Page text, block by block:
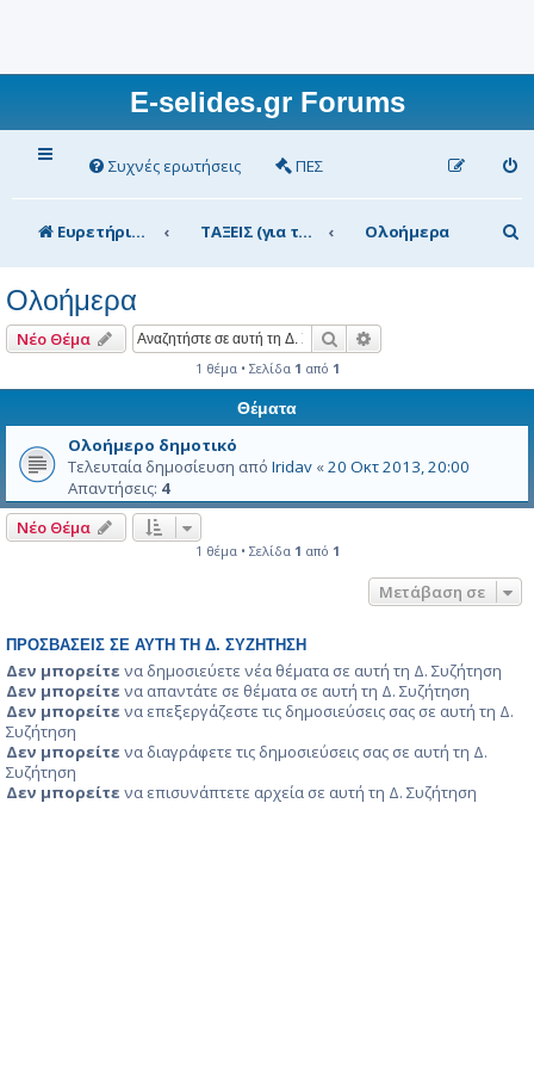
E-selides.gr Forums
Συχνές ερωτήσεις ΠΕΣ
Ευρετήριο Δ. Συζήτησης ΤΑΞΕΙΣ (για τα μέλη) Ολοήμερα
ν
η
Ολοήμερα
Νέο Θέμα Αναζήτηση
1 θέμα • Σελίδα 1 από 1
Θέματα
Ολοήμερο δημοτικό
Τελευταία δημοσίευση από Iridav «20 Οκτ 2013, 20:00
Απαντήσεις: 4
Νέο Θέμα
1 θέμα • Σελίδα 1 από 1
Μετάβαση σε
ΠΡΟΣΒΆΣΕΙΣ ΣΕ ΑΥΤΉ ΤΗ Δ. ΣΥΖΉΤΗΣΗ
Δεν μπορείτε να δημοσιεύετε νέα θέματα σε αυτή τη Δ. Συζήτηση
Δεν μπορείτε να απαντάτε σε θέματα σε αυτή τη Δ. Συζήτηση
Δεν μπορείτε να επεξεργάζεστε τις δημοσιεύσεις σας σε αυτή τη Δ.
Συζήτηση
Δεν μπορείτε να διαγράφετε τις δημοσιεύσεις σας σε αυτή τη Δ.
Συζήτηση
Δεν μπορείτε να επισυνάπτετε αρχεία σε αυτή τη Δ. Συζήτηση